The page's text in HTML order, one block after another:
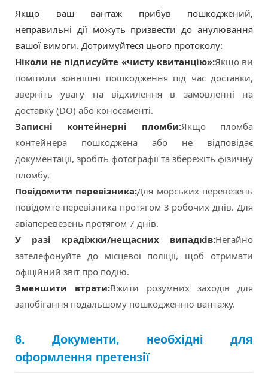
Якщо ваш вантаж прибув пошкоджений,
неправильні дії можуть призвести до анулювання
вашої вимоги. Дотримуйтеся цього протоколу:
Ніколи не підписуйте «чисту квитанцію»:Якщо ви
помітили зовнішні пошкодження під час доставки,
зверніть увагу на відхилення в замовленні на
доставку (DO) або коносаменті.
Записні контейнерні пломби:Якщо пломба
контейнера пошкоджена або не відповідає
документації, зробіть фотографії та збережіть фізичну
пломбу.
Повідомити перевізника:Для морських перевезень
повідомте перевізника протягом 3 робочих днів. Для
авіаперевезень протягом 7 днів.
У разі крадіжки/нещасних випадків:Негайно
зателефонуйте до місцевої поліції, щоб отримати
офіційний звіт про подію.
Зменшити втрати:Вжити розумних заходів для
запобігання подальшому пошкодженню вантажу.
6. Документи, необхідні для
оформлення претензії